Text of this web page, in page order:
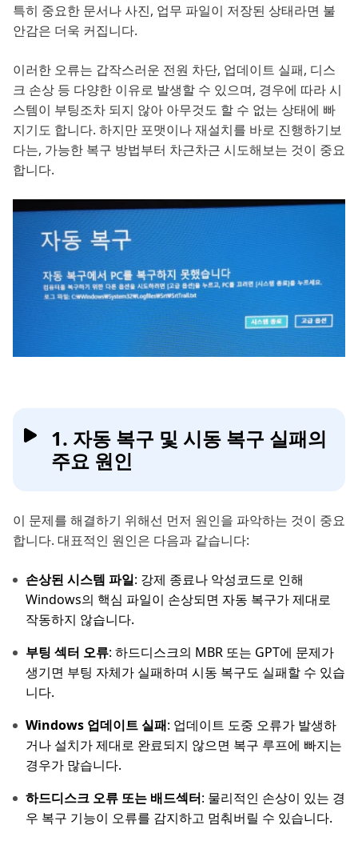
특히 중요한 문서나 사진, 업무 파일이 저장된 상태라면 불
안감은 더욱 커집니다.
이러한 오류는 갑작스러운 전원 차단, 업데이트 실패, 디스
크 손상 등 다양한 이유로 발생할 수 있으며, 경우에 따라 시
스템이 부팅조차 되지 않아 아무것도 할 수 없는 상태에 빠
지기도 합니다. 하지만 포맷이나 재설치를 바로 진행하기보
다는, 가능한 복구 방법부터 차근차근 시도해보는 것이 중요
합니다.
1. 자동 복구 및 시동 복구 실패의
주요 원인
이 문제를 해결하기 위해선 먼저 원인을 파악하는 것이 중요
합니다. 대표적인 원인은 다음과 같습니다:
손상된 시스템 파일: 강제 종료나 악성코드로 인해
Windows의 핵심 파일이 손상되면 자동 복구가 제대로
작동하지 않습니다.
부팅 섹터 오류: 하드디스크의 MBR 또는 GPT에 문제가
생기면 부팅 자체가 실패하며 시동 복구도 실패할 수 있습
니다.
Windows 업데이트 실패: 업데이트 도중 오류가 발생하
거나 설치가 제대로 완료되지 않으면 복구 루프에 빠지는
경우가 많습니다.
하드디스크 오류 또는 배드섹터: 물리적인 손상이 있는 경
우 복구 기능이 오류를 감지하고 멈춰버릴 수 있습니다.